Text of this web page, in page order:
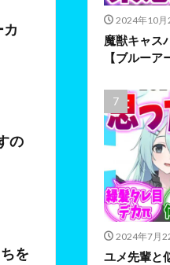
の
を
2024年10月
魔獣キャス
【ブルー
2024年7月
ユメ先輩と